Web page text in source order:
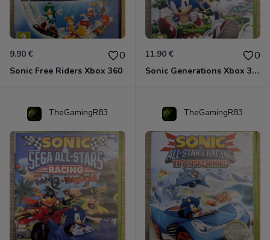
9.90 € 0
Sonic Free Riders Xbox 360
11.90 € 0
Sonic Generations Xbox 360
TheGamingR83 TheGamingR83